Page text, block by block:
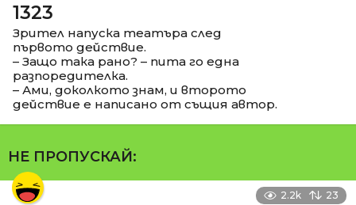
1323
Зрител напуска театъра след
първото действие.
– Защо така рано? – пита го една
разпоредителка.
– Ами, доколкото знам, и второто
действие е написано от същия автор.
НЕ ПРОПУСКАЙ:
2.2k 23